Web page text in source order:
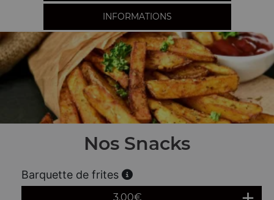
INFORMATIONS
Nos Snacks
Barquette de frites
3.00€